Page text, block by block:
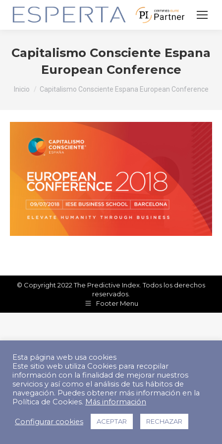
Capitalismo Consciente Espana
European Conference
Estás aquí:
Inicio Capitalismo Consciente Espana European Conference
© Copyright 2022 The Predictive Index. Todos los derechos
reservados.
Footer Menu
Esta página web usa cookies
Este sitio web utiliza Cookies para recopilar
información con la finalidad de mejorar nuestros
servicios y así como el análisis de tus hábitos de
navegación. Puedes obtener más información en la
Política de Cookies. Más información
Configurar cookies ACEPTAR RECHAZAR